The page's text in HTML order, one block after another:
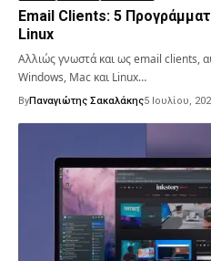
Email Clients: 5
Linux
Αλλιώς γνωστά και ως email clients,
Windows, Mac και Linux…
ByΠαναγιώτης Σακαλάκης5 Ιουλίου,